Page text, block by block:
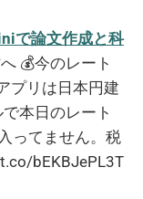
で論文作成と科
💰今のレート
プリは日本円建
本日のレート
ってません。税
bEKBJePL3T